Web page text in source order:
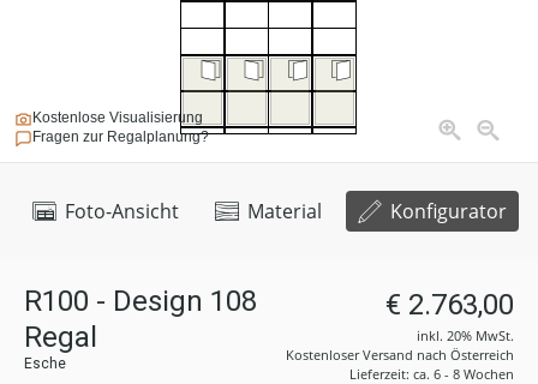
Foto-Ansicht Material Konfigurator
Kostenlose Visualisierung
Fragen zur Regalplanung?
R100 - Design 108
Regal
Esche
€ 2.763,00
inkl. 20% MwSt.
Kostenloser Versand nach Österreich
Lieferzeit: ca. 6 - 8 Wochen